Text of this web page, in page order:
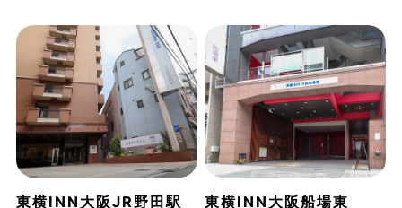
東横INN大阪JR野田駅
東横INN大阪船場東